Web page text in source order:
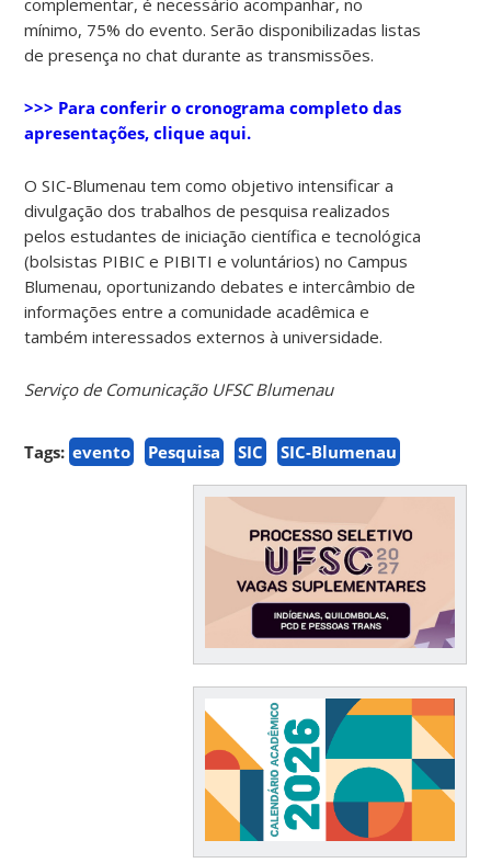
mínimo, 75% do evento. Serão disponibilizadas listas
de presença no chat durante as transmissões.
>>> Para conferir o cronograma completo das
apresentações, clique aqui.
O SIC-Blumenau tem como objetivo intensificar a
divulgação dos trabalhos de pesquisa realizados
pelos estudantes de iniciação científica e tecnológica
(bolsistas PIBIC e PIBITI e voluntários) no Campus
Blumenau, oportunizando debates e intercâmbio de
informações entre a comunidade acadêmica e
também interessados externos à universidade.
Serviço de Comunicação UFSC Blumenau
Tags: evento Pesquisa SIC SIC-Blumenau